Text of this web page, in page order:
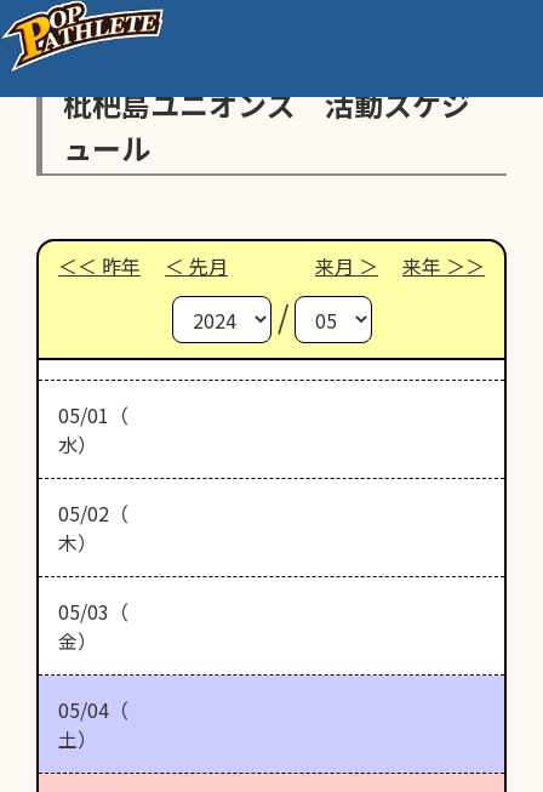
枇杷島ユニオンズ 活動スケジ
ュール
昨年 先月 来月 来年
/
05/01（
水）
05/02（
木）
05/03（
金）
05/04（
土）